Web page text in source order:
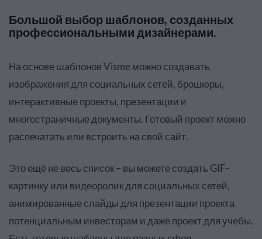
Большой выбор шаблонов, созданных
профессиональными дизайнерами.
На основе шаблонов Visme можно создавать
изображения для социальных сетей, брошюры,
интерактивные проекты, презентации и
многостраничные документы. Готовый проект можно
распечатать или встроить на свой сайт.
Это ещё не весь список – вы можете создать GIF-
картинку или видеоролик для социальных сетей,
анимированные слайды для презентации проекта
потенциальным инвесторам и даже проект для учебы.